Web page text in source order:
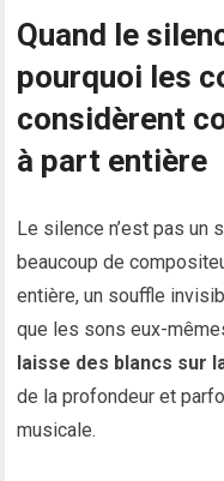
Quand le
pourquoi les
considèrent
à part entière
Le silence n’est pas un
beaucoup de
entière, un souffle
que les sons eux-
laisse des blancs sur
de la profondeur et
musicale.